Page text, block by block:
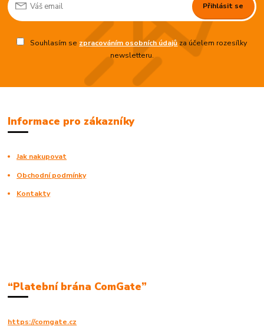
Přihlásit se
Souhlasím se zpracováním osobních údajůza účelem rozesílky
newsletteru.
Informace pro zákazníky
Jak nakupovat
Obchodní podmínky
Kontakty
“Platební brána ComGate”
https://comgate.cz